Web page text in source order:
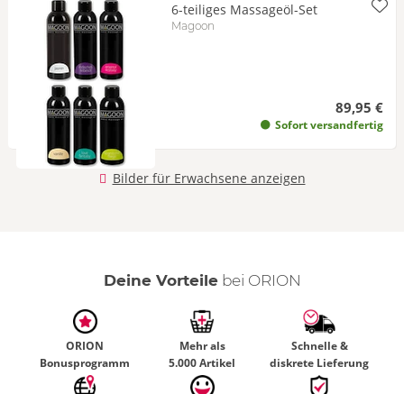
6-teiliges Massageöl-Set
Magoon
89,95 €
Sofort versandfertig
Bilder für Erwachsene anzeigen
Deine Vorteilebei ORION
ORION
Bonusprogramm
Mehr als
5.000 Artikel
Schnelle &
diskrete Lieferung